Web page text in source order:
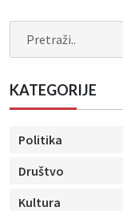
KATEGORIJE
Politika
Društvo
Kultura